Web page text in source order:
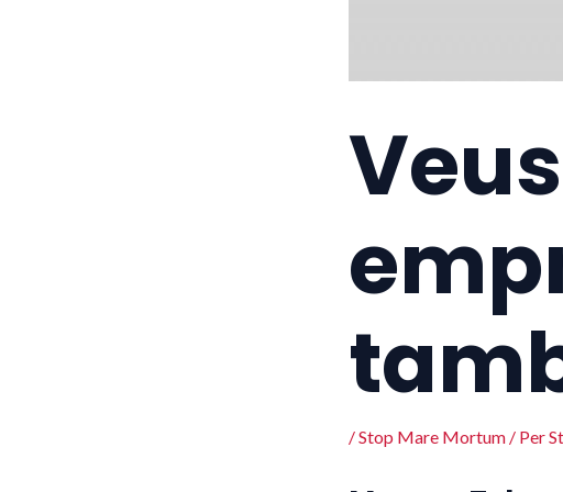
/Stop Mare Mortum / Per